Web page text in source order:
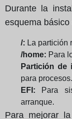
Durante la
esquema básico
/: La partición
/home: Para
Partición de
para procesos.
EFI: Para
arranque.
Para mejorar